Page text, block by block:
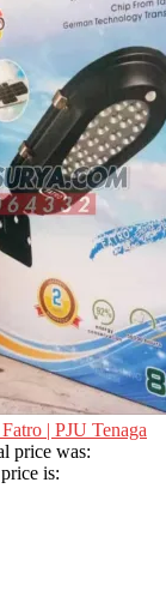
| PJU Tenaga
price was:
is: